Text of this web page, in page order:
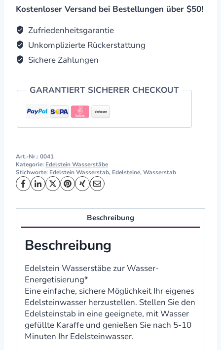
Muladhara"
Kostenloser Versand bei Bestellungen über $50!
Zufriedenheitsgarantie
Unkomplizierte Rückerstattung
Sichere Zahlungen
GARANTIERT SICHERER CHECKOUT
Art.-Nr.:0041
Kategorie: Edelstein Wasserstäbe
Stichworte: Edelstein Wasserstab, Edelsteine,Wasserstab
Beschreibung
Beschreibung
Edelstein Wasserstäbe zur Wasser-
Energetisierung*
Eine einfache, sichere Möglichkeit Ihr eigenes
Edelsteinwasser herzustellen. Stellen Sie den
Edelsteinstab in eine geeignete, mit Wasser
gefüllte Karaffe und genießen Sie nach 5-10
Minuten Ihr Edelsteinwasser.